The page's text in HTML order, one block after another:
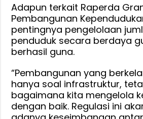
Adapun terkait Raperda
Pembangunan
pentingnya pengelolaan
penduduk secara berdaya
berhasil guna.
“Pembangunan yang
hanya soal infrastruktur,
bagaimana kita mengelola
dengan baik. Regulasi ini